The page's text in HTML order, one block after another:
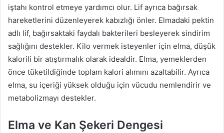
iştahı kontrol etmeye yardımcı olur. Lif ayrıca bağırsak
hareketlerini düzenleyerek kabızlığı önler. Elmadaki pektin
adlı lif, bağırsaktaki faydalı bakterileri besleyerek sindirim
sağlığını destekler. Kilo vermek isteyenler için elma, düşük
kalorili bir atıştırmalık olarak idealdir. Elma, yemeklerden
önce tüketildiğinde toplam kalori alımını azaltabilir. Ayrıca
elma, su içeriği yüksek olduğu için vücudu nemlendirir ve
metabolizmayı destekler.
Elma ve Kan Şekeri Dengesi